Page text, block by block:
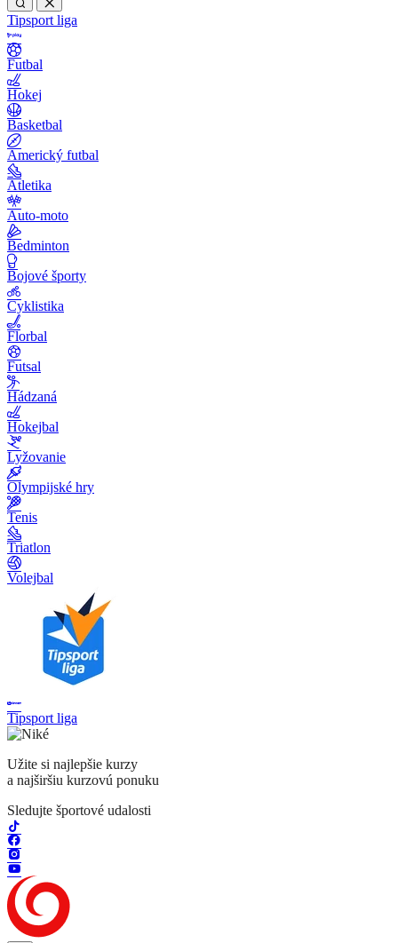
Tipsport liga
Futbal
Hokej
Basketbal
Americký futbal
Atletika
Auto-moto
Bedminton
Bojové športy
Cyklistika
Florbal
Futsal
Hádzaná
Hokejbal
Lyžovanie
Olympijské hry
Tenis
Triatlon
Volejbal
Tipsport liga
Užite si najlepšie kurzy
a najširšiu kurzovú ponuku
Sledujte športové udalosti